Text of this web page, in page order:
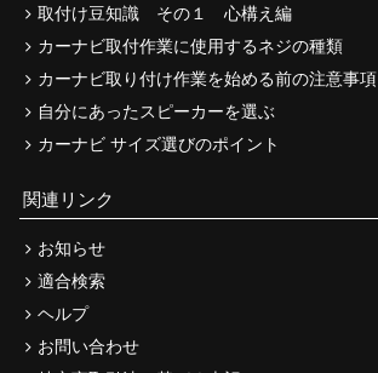
取付け豆知識 その１ 心構え編
カーナビ取付作業に使用するネジの種類
カーナビ取り付け作業を始める前の注意事項
自分にあったスピーカーを選ぶ
カーナビ サイズ選びのポイント
関連リンク
お知らせ
適合検索
ヘルプ
お問い合わせ